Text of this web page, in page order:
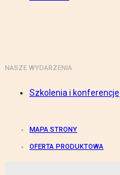
NASZE WYDARZENIA
Szkolenia i konferencje
MAPA STRONY
OFERTA PRODUKTOWA